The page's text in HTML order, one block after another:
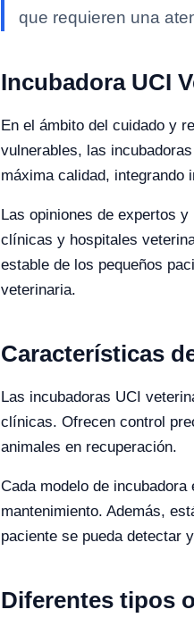
que requieren una
Incubadora UCI
En el ámbito del cuidado y
vulnerables, las
máxima calidad, integrando
Las opiniones de expertos
clínicas y hospitales
estable de los pequeños
veterinaria.
Características
Las incubadoras UCI
clínicas. Ofrecen control
animales en recuperación.
Cada modelo de
mantenimiento. Además,
paciente se pueda detectar
Diferentes tipos